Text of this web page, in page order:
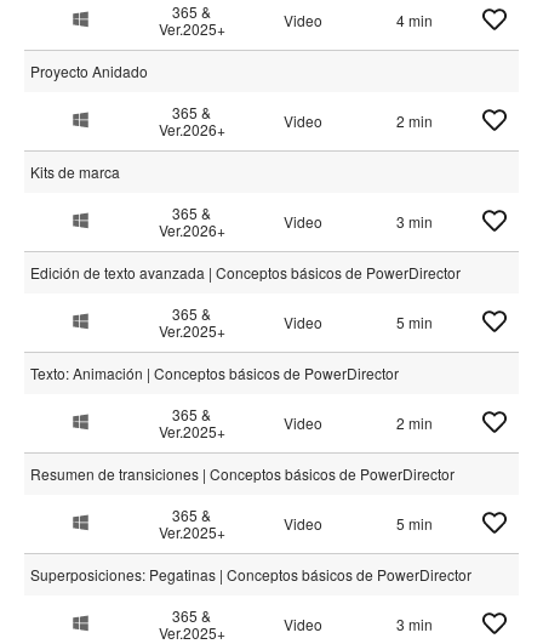
365 &
Ver.2025+
Video 4 min
Proyecto Anidado
365 &
Ver.2026+
Video 2 min
Kits de marca
365 &
Ver.2026+
Video 3 min
Edición de texto avanzada | Conceptos básicos de PowerDirector
365 &
Ver.2025+
Video 5 min
Texto: Animación | Conceptos básicos de PowerDirector
365 &
Ver.2025+
Video 2 min
Resumen de transiciones | Conceptos básicos de PowerDirector
365 &
Ver.2025+
Video 5 min
Superposiciones: Pegatinas | Conceptos básicos de PowerDirector
365 &
Ver.2025+
Video 3 min